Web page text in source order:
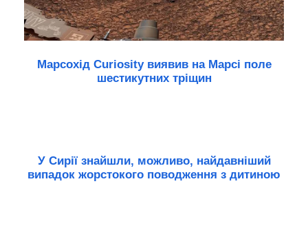
Марсохід Curiosity виявив на Марсі поле
шестикутних тріщин
У Сирії знайшли, можливо, найдавніший
випадок жорстокого поводження з дитиною